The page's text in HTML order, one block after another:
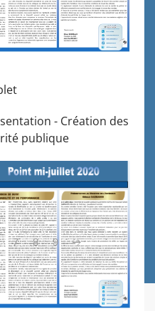
- Création des
publique
2020
30 avril 2020 - COVID-19
2020
2020
7 8 9